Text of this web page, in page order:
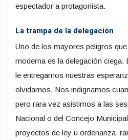
espectador a protagonista.
La trampa de la delegación
Uno de los mayores peligros
moderna es la delegación ciega.
le entregamos nuestras
olvidamos. Nos indignamos
pero rara vez asistimos a las
Nacional o del Concejo
proyectos de ley u ordenanza,